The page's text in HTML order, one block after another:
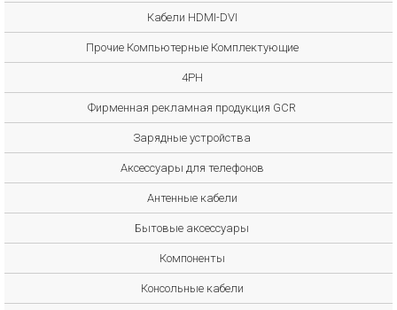
Кабели HDMI-DVI
Прочие Компьютерные Комплектующие
4PH
Фирменная рекламная продукция GCR
Зарядные устройства
Аксессуары для телефонов
Антенные кабели
Бытовые аксессуары
Компоненты
Консольные кабели